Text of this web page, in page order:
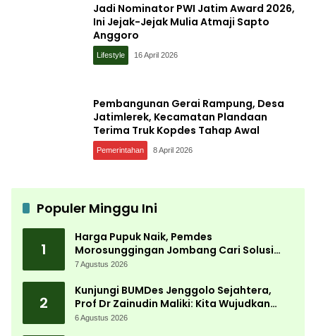
Jadi Nominator PWI Jatim Award 2026,
Ini Jejak-Jejak Mulia Atmaji Sapto
Anggoro
Lifestyle 16 April 2026
Pembangunan Gerai Rampung, Desa
Jatimlerek, Kecamatan Plandaan
Terima Truk Kopdes Tahap Awal
Pemerintahan 8 April 2026
Populer Minggu Ini
1
Harga Pupuk Naik, Pemdes
Morosunggingan Jombang Cari Solusi
Lewat Kajian Akademik
7 Agustus 2026
2
Kunjungi BUMDes Jenggolo Sejahtera,
Prof Dr Zainudin Maliki: Kita Wujudkan
Kemandirian Ekonomi dengan Potensi
6 Agustus 2026